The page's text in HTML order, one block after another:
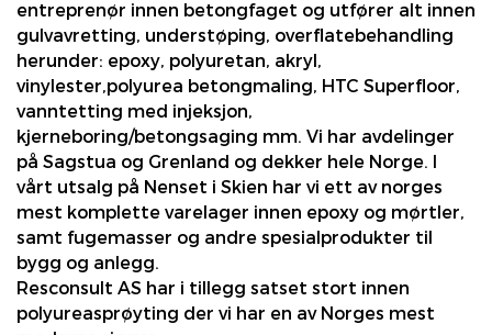
entreprenør innen betongfaget og utfører alt innen
gulvavretting, understøping, overflatebehandling
herunder: epoxy, polyuretan, akryl,
vinylester,polyurea betongmaling, HTC Superfloor,
vanntetting med injeksjon,
kjerneboring/betongsaging mm. Vi har avdelinger
på Sagstua og Grenland og dekker hele Norge. I
vårt utsalg på Nenset i Skien har vi ett av norges
mest komplette varelager innen epoxy og mørtler,
samt fugemasser og andre spesialprodukter til
bygg og anlegg.
Resconsult AS har i tillegg satset stort innen
polyureasprøyting der vi har en av Norges mest